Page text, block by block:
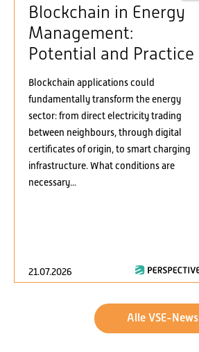
Blockchain in Energy
Management:
Potential and Practice
Blockchain applications could
fundamentally transform the energy
sector: from direct electricity trading
between neighbours, through digital
certificates of origin, to smart charging
infrastructure. What conditions are
necessary...
21.07.2026
Alle VSE-News